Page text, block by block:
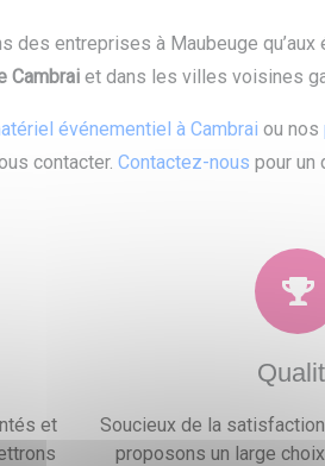
des entreprises à Maubeuge
Cambrai et dans les villes voisines
événementiel à Cambrai ou nos
contacter. Contactez-nous pour un
et
Soucieux de la
proposons un large